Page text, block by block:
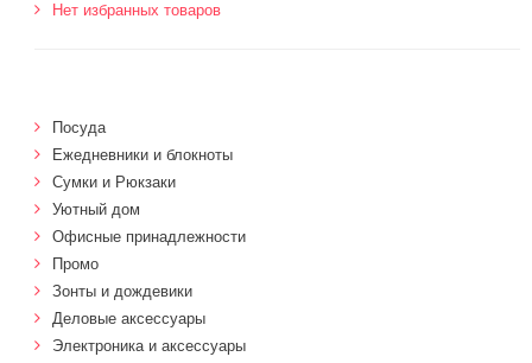
Нет избранных товаров
Посуда
Ежедневники и блокноты
Сумки и Рюкзаки
Уютный дом
Офисные принадлежности
Промо
Зонты и дождевики
Деловые аксессуары
Электроника и аксессуары